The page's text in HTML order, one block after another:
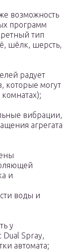
возможность
программ
тип
шёлк, шерсть,
радует
которые могут
вибрации,
агрегата
и
воды и
у
Dual Spray,
автомата;